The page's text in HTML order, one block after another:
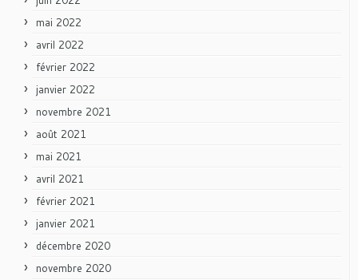
mai 2022
avril 2022
février 2022
janvier 2022
novembre 2021
août 2021
mai 2021
avril 2021
février 2021
janvier 2021
décembre 2020
novembre 2020